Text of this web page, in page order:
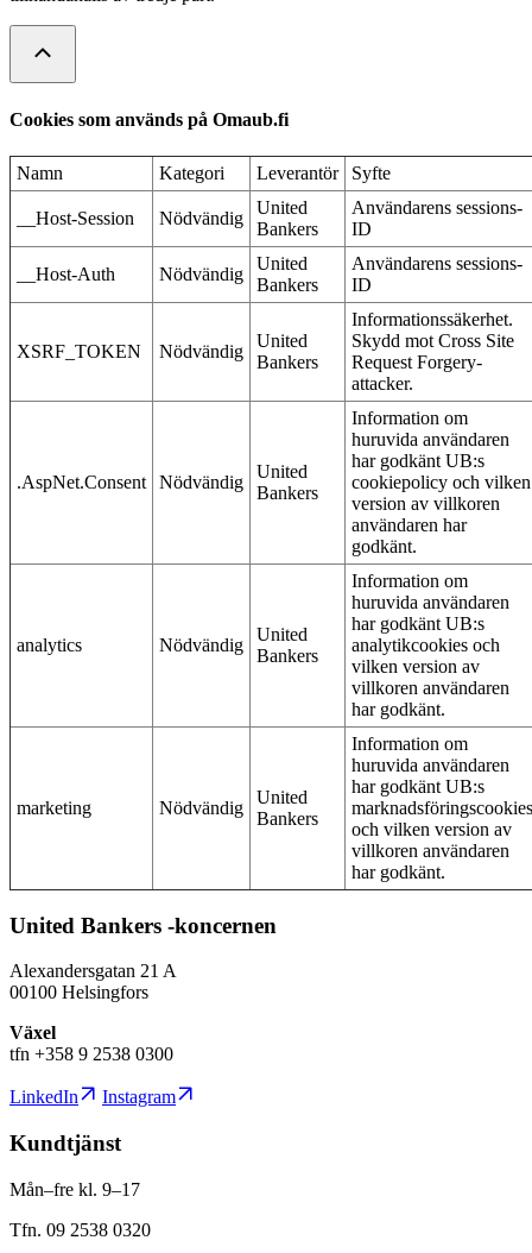
Cookies som används på Omaub.fi
Namn Kategori Leverantör Syfte
__Host-Session Nödvändig
United
Bankers
Användarens sessions-
ID
__Host-Auth Nödvändig
United
Bankers
Användarens sessions-
ID
XSRF_TOKEN Nödvändig
United
Bankers
Informationssäkerhet.
Skydd mot Cross Site
Request Forgery-
attacker.
.AspNet.Consent Nödvändig
United
Bankers
Information om
huruvida användaren
har godkänt UB:s
cookiepolicy och vilken
version av villkoren
användaren har
godkänt.
analytics Nödvändig
United
Bankers
Information om
huruvida användaren
har godkänt UB:s
analytikcookies och
vilken version av
villkoren användaren
har godkänt.
marketing Nödvändig
United
Bankers
Information om
huruvida användaren
har godkänt UB:s
marknadsföringscookies
och vilken version av
villkoren användaren
har godkänt.
United Bankers -koncernen
Alexandersgatan 21 A
00100 Helsingfors
Växel
tfn +358 9 2538 0300
LinkedIn Instagram
Kundtjänst
Mån–fre kl. 9–17
Tfn. 09 2538 0320